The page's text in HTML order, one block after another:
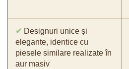
✔ Designuri unice și
elegante, identice cu
piesele similare realizate în
aur masiv